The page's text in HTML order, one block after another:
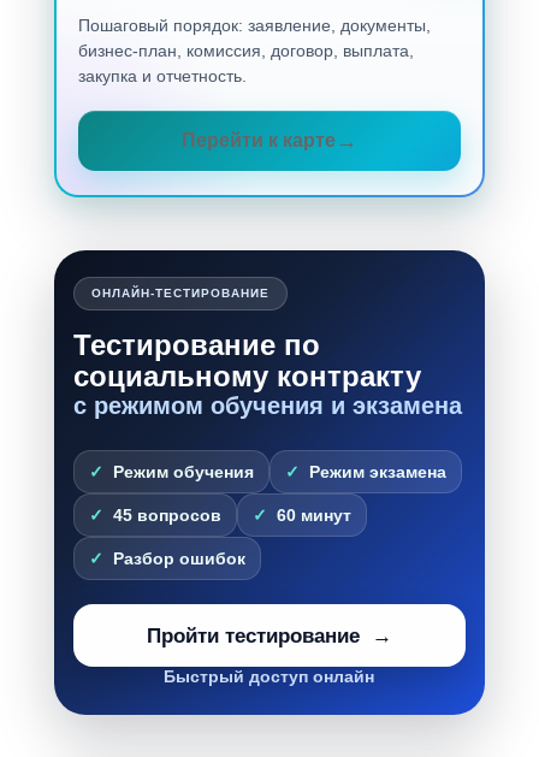
Пошаговый порядок: заявление, документы,
бизнес-план, комиссия, договор, выплата,
закупка и отчетность.
Перейти к карте
ОНЛАЙН-ТЕСТИРОВАНИЕ
Тестирование по
социальному контракту
с режимом обучения и экзамена
Режим обучения Режим экзамена
45 вопросов 60 минут
Разбор ошибок
Пройти тестирование
Быстрый доступ онлайн